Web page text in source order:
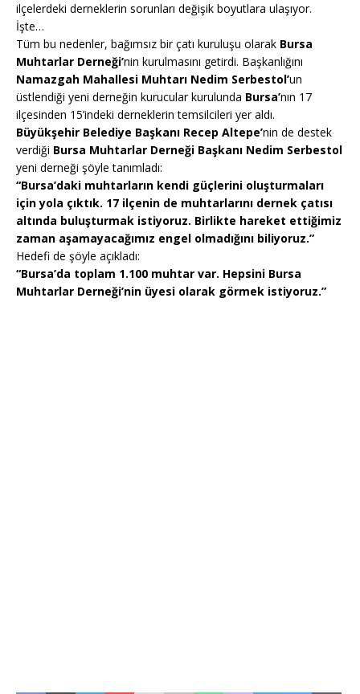
ilçelerdeki derneklerin sorunları değişik boyutlara ulaşıyor.
İşte…
Tüm bu nedenler, bağımsız bir çatı kuruluşu olarak Bursa
Muhtarlar Derneği’nin kurulmasını getirdi. Başkanlığını
Namazgah Mahallesi Muhtarı Nedim Serbestol’un
üstlendiği yeni derneğin kurucular kurulunda Bursa’nın 17
ilçesinden 15’indeki derneklerin temsilcileri yer aldı.
Büyükşehir Belediye Başkanı Recep Altepe’nin de destek
verdiği Bursa Muhtarlar Derneği Başkanı Nedim Serbestol
yeni derneği şöyle tanımladı:
“Bursa’daki muhtarların kendi güçlerini oluşturmaları
için yola çıktık. 17 ilçenin de muhtarlarını dernek çatısı
altında buluşturmak istiyoruz. Birlikte hareket ettiğimiz
zaman aşamayacağımız engel olmadığını biliyoruz.”
Hedefi de şöyle açıkladı:
“Bursa’da toplam 1.100 muhtar var. Hepsini Bursa
Muhtarlar Derneği’nin üyesi olarak görmek istiyoruz.”